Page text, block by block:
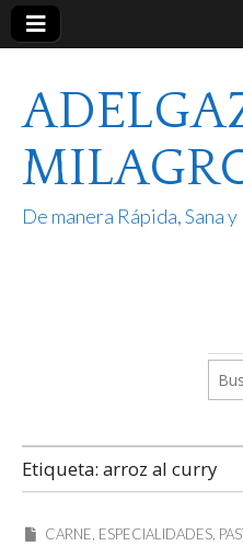
De manera Rápida, Sana
Etiqueta: arroz al curry
CARNE, ESPECIALIDADES,